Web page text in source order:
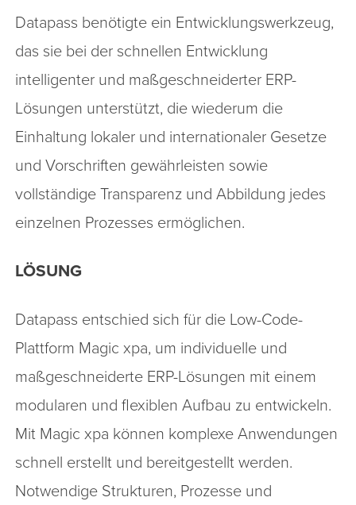
Datapass benötigte ein Entwicklungswerkzeug,
das sie bei der schnellen Entwicklung
intelligenter und maßgeschneiderter ERP-
Lösungen unterstützt, die wiederum die
Einhaltung lokaler und internationaler Gesetze
und Vorschriften gewährleisten sowie
vollständige Transparenz und Abbildung jedes
einzelnen Prozesses ermöglichen.
LÖSUNG
Datapass entschied sich für die Low-Code-
Plattform Magic xpa, um individuelle und
maßgeschneiderte ERP-Lösungen mit einem
modularen und flexiblen Aufbau zu entwickeln.
Mit Magic xpa können komplexe Anwendungen
schnell erstellt und bereitgestellt werden.
Notwendige Strukturen, Prozesse und